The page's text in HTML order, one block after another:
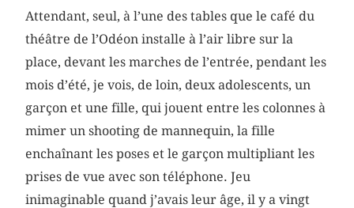
Attendant, seul, à l’une des tables que le café du
théâtre de l’Odéon installe à l’air libre sur la
place, devant les marches de l’entrée, pendant les
mois d’été, je vois, de loin, deux adolescents, un
garçon et une fille, qui jouent entre les colonnes à
mimer un shooting de mannequin, la fille
enchaînant les poses et le garçon multipliant les
prises de vue avec son téléphone. Jeu
inimaginable quand j’avais leur âge, il y a vingt